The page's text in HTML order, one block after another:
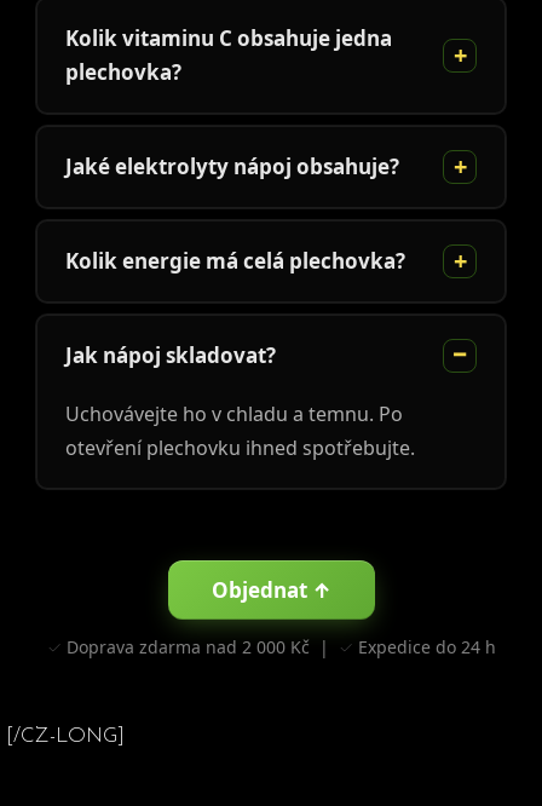
Kolik vitaminu C obsahuje jedna
plechovka?
Jaké elektrolyty nápoj obsahuje?
Kolik energie má celá plechovka?
Jak nápoj skladovat?
Uchovávejte ho v chladu a temnu. Po
otevření plechovku ihned spotřebujte.
Objednat ↑
✓ Doprava zdarma nad 2 000 Kč | ✓ Expedice do 24 h
[/CZ-LONG]